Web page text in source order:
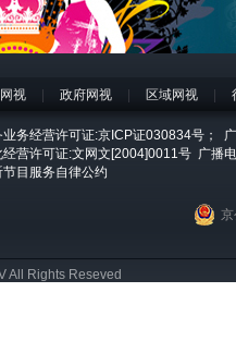
视 政府网视 区域网视
务经营许可证:京ICP证030834号；
营许可证:文网文[2004]0011号 广播
目服务自律公约
All Rights Reseved